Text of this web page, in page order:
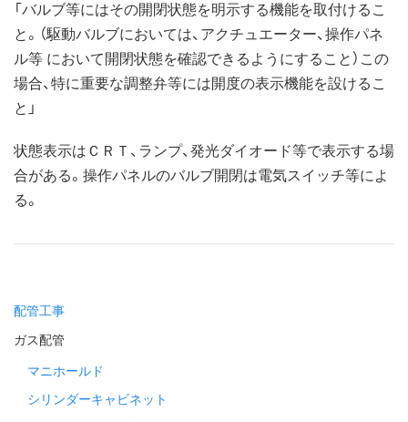
「バルブ等にはその開閉状態を明示する機能を取付けるこ
と。（駆動バルブにおいては、アクチュエーター、操作パネ
ル等 において開閉状態を確認できるようにすること）この
場合、特に重要な調整弁等には開度の表示機能を設けるこ
と」
状態表示はＣＲＴ、ランプ、発光ダイオード等で表示する場
合がある。操作パネルのバルブ開閉は電気スイッチ等によ
る。
配管工事
ガス配管
マニホールド
シリンダーキャビネット